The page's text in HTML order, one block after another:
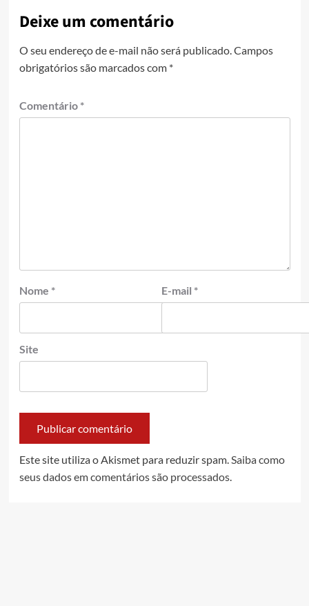
Deixe um comentário
O seu endereço de e-mail não será publicado.Campos
obrigatórios são marcados com *
Comentário *
Nome * E-mail *
Site
Este site utiliza o Akismet para reduzir spam.Saiba como
seus dados em comentários são processados.